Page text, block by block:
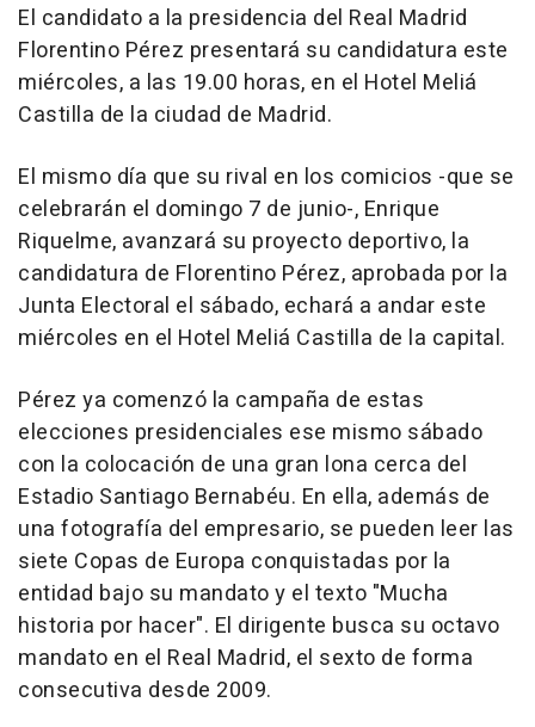
El candidato a la presidencia del Real Madrid
Florentino Pérez presentará su candidatura este
miércoles, a las 19.00 horas, en el Hotel Meliá
Castilla de la ciudad de Madrid.
El mismo día que su rival en los comicios -que se
celebrarán el domingo 7 de junio-, Enrique
Riquelme, avanzará su proyecto deportivo, la
candidatura de Florentino Pérez, aprobada por la
Junta Electoral el sábado, echará a andar este
miércoles en el Hotel Meliá Castilla de la capital.
Pérez ya comenzó la campaña de estas
elecciones presidenciales ese mismo sábado
con la colocación de una gran lona cerca del
Estadio Santiago Bernabéu. En ella, además de
una fotografía del empresario, se pueden leer las
siete Copas de Europa conquistadas por la
entidad bajo su mandato y el texto "Mucha
historia por hacer". El dirigente busca su octavo
mandato en el Real Madrid, el sexto de forma
consecutiva desde 2009.